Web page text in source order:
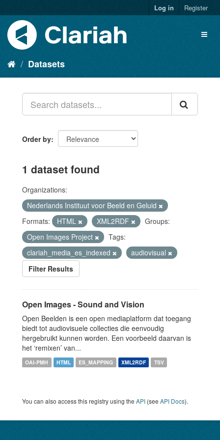
Log in Register
Datasets
Order by
1 dataset found
Organizations:
Nederlands Instituut voor Beeld en Geluid
Formats:
HTML XML2RDF
Groups:
Open Images Project
Tags:
clariah_media_es_indexed
audiovisual
Filter Results
Open Images - Sound and Vision
Open Beelden is een open mediaplatform dat toegang
biedt tot audiovisuele collecties die eenvoudig
hergebruikt kunnen worden. Een voorbeeld daarvan is
het ‘remixen’ van...
OAI-PMH HTML ES_MAPPING XML2RDF TSV
You can also access this registry using the API (see API Docs).